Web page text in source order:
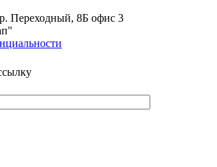
Переходный, 8Б офис 3